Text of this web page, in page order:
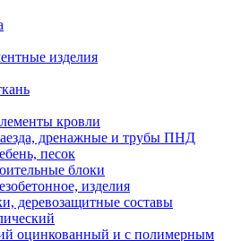
изделия
кровли
дренажные и трубы ПНД
песок
блоки
изделия
деревозащитные составы
оцинкованный и с полимерным